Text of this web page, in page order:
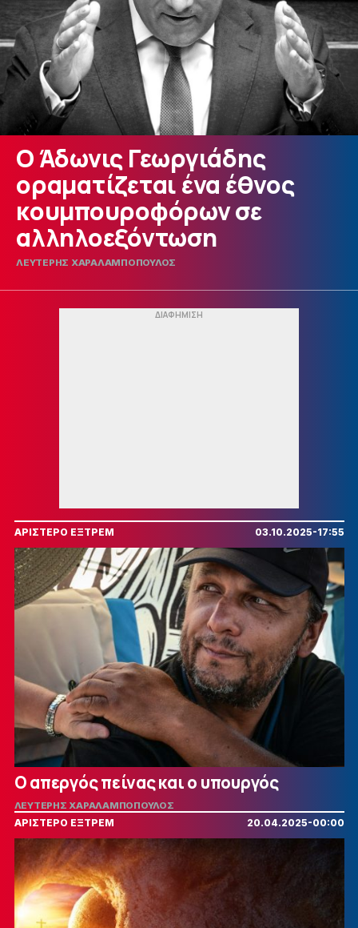
Ο Άδωνις Γεωργιάδης
οραματίζεται ένα έθνος
κουμπουροφόρων σε
αλληλοεξόντωση
ΛΕΥΤΕΡΗΣ ΧΑΡΑΛΑΜΠΟΠΟΥΛΟΣ
ΑΡΙΣΤΕΡΟ ΕΞΤΡΕΜ 03.10.2025-17:55
Ο απεργός πείνας και ο υπουργός
ΛΕΥΤΕΡΗΣ ΧΑΡΑΛΑΜΠΟΠΟΥΛΟΣ
ΑΡΙΣΤΕΡΟ ΕΞΤΡΕΜ 20.04.2025-00:00